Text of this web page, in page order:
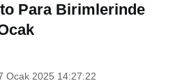
Para Birimlerinde
Ocak 2025 14:27:22